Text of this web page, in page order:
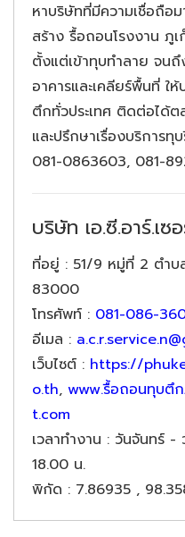
หาบริษัทที่มีความเชื่อถือ
สร้าง รื้อถอนโรงงาน ภูเ
ตั้งแต่เข้าทุบทำลาย จน
อาคารและเคลียร์พื้นที่ ใ
ตึกทั่วประเทศ ติดต่อได้
และปรึกษาเรื่องบริการ
081-0863603, 081-
บริษัท เอ.ซี.อาร์.เ
ที่อยู่ : 51/9 หมู่ที่ 2 ตำบ
83000
โทรศัพท์ : 081-086-
อีเมล :
เว็บไซต์ : https://
o.th, www.รื้อถอนทุบตึ
t.com
เวลาทำงาน : วันจันทร์ -
18.00 น.
พิกัด : 7.86935 ,